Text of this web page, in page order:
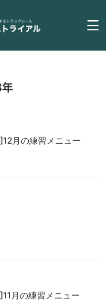
月の練習メニュー
月の練習メニュー